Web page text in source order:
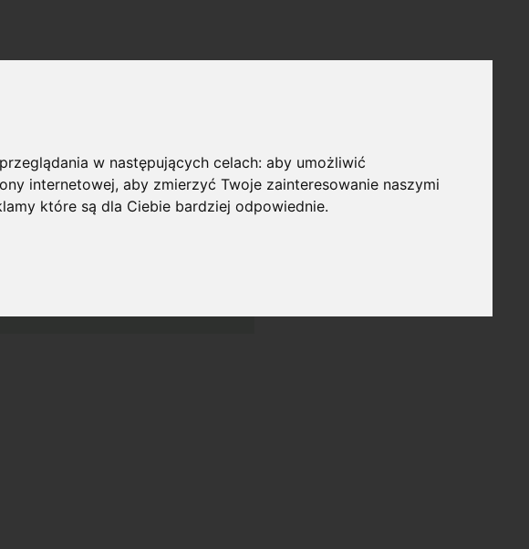
w następujących celach:aby umożliwić
internetowej,aby zmierzyć Twoje zainteresowanie naszymi
które są dla Ciebie bardziej odpowiednie.